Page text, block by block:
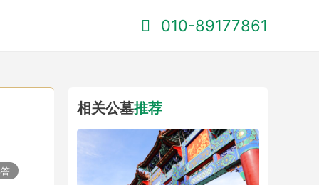
010-89177861
相关公墓推荐